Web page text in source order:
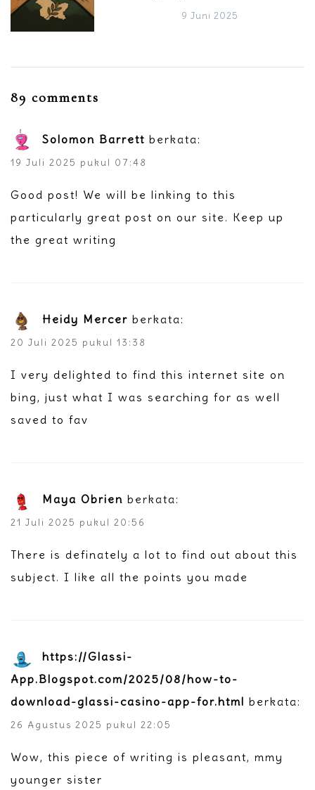
9 Juni 2025
89 comments
Solomon Barrett berkata:
19 Juli 2025 pukul 07:48
Good post! We will be linking to this
particularly great post on our site. Keep up
the great writing
Heidy Mercer berkata:
20 Juli 2025 pukul 13:38
I very delighted to find this internet site on
bing, just what I was searching for as well
saved to fav
Maya Obrien berkata:
21 Juli 2025 pukul 20:56
There is definately a lot to find out about this
subject. I like all the points you made
https://Glassi-
App.Blogspot.com/2025/08/how-to-
download-glassi-casino-app-for.html berkata:
26 Agustus 2025 pukul 22:05
Wow, this piece of writing is pleasant, mmy
younger sister